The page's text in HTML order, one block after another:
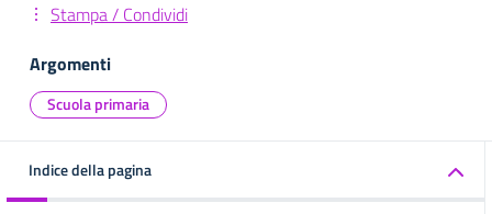
Stampa / Condividi
Argomenti
Scuola primaria
Indice della pagina